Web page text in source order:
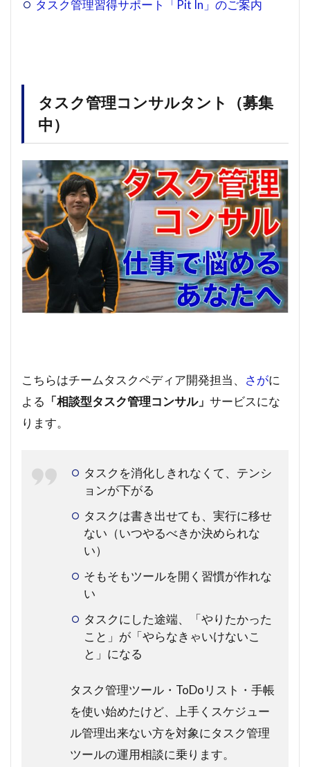
タスク管理習得サポート「Pit In」のご案内
タスク管理コンサルタント（募集
中）
こちらはチームタスクペディア開発担当、 さがに
よる 「相談型タスク管理コンサル」 サービスにな
ります。
タスクを消化しきれなくて、テンシ
ョンが下がる
タスクは書き出せても、実行に移せ
ない（いつやるべきか決められな
い）
そもそもツールを開く習慣が作れな
い
タスクにした途端、「やりたかった
こと」が「やらなきゃいけないこ
と」になる
タスク管理ツール・ToDoリスト・手帳
を使い始めたけど、上手くスケジュー
ル管理出来ない方を対象にタスク管理
ツールの運用相談に乗ります。